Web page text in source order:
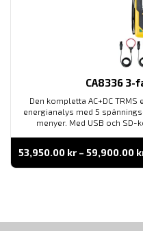
CA8336 3-
Den kompletta AC+DC
energianalys med 5
menyer. Med USB och
53,950.00 kr – 59,900.00